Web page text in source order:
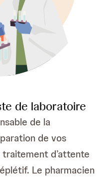
de laboratoire
de la
de vos
d’attente
Le pharmacien